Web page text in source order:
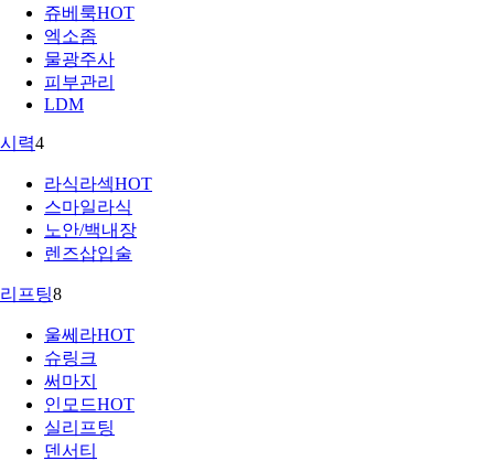
쥬베룩HOT
엑소좀
물광주사
피부관리
LDM
시력4
라식라섹HOT
스마일라식
노안/백내장
렌즈삽입술
리프팅8
울쎄라HOT
슈링크
써마지
인모드HOT
실리프팅
덴서티